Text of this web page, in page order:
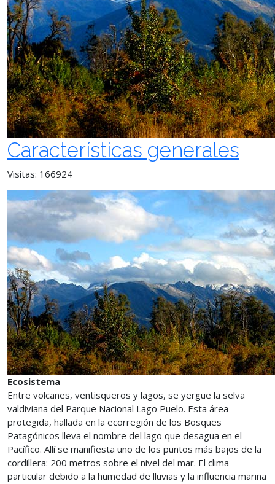
Características generales
Visitas: 166924
Ecosistema
Entre volcanes, ventisqueros y lagos, se yergue la selva
valdiviana del Parque Nacional Lago Puelo. Esta área
protegida, hallada en la ecorregión de los Bosques
Patagónicos lleva el nombre del lago que desagua en el
Pacífico. Allí se manifiesta uno de los puntos más bajos de la
cordillera: 200 metros sobre el nivel del mar. El clima
particular debido a la humedad de lluvias y la influencia marina